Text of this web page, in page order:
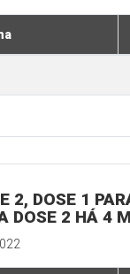
2, DOSE 1
DOSE 2 HÁ 4